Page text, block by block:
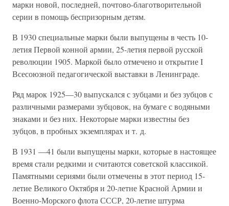
марки новой, последней, почтово-благотворительной
серии в помощь беспризорным детям.
В 1930 специальные марки были выпущены в честь 10-
летия Первой конной армии, 25-летия первой русской
революции 1905. Маркой было отмечено и открытие I
Всесоюзной педагогической выставки в Ленинграде.
Ряд марок 1925—30 выпускался с зубцами и без зубцов с
различными размерами зубцовок, на бумаге с водяными
знаками и без них. Некоторые марки известны без
зубцов, в пробных экземплярах и т. д.
В 1931 —41 были выпущены марки, которые в настоящее
время стали редкими и считаются советской классикой.
Памятными сериями были отмечены в этот период 15-
летие Великого Октября и 20-летне Красной Армии и
Военно-Морского флота СССР, 20-летие штурма